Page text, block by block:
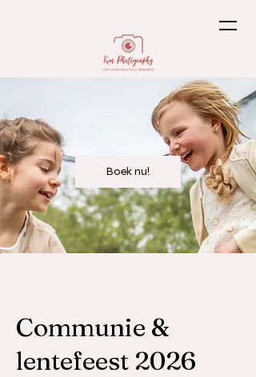
Boek nu!
Communie &
lentefeest 2026